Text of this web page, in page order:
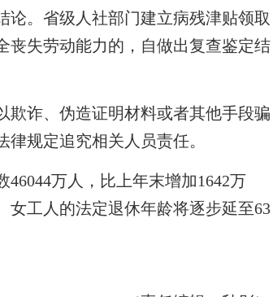
论。省级人社部门建立病残津贴领取
丧失劳动能力的，自做出复查鉴定结
诈、伪造证明材料或者其他手段骗
规定追究相关人员责任。
万人，比上年末增加1642万
女工人的法定退休年龄将逐步延至63